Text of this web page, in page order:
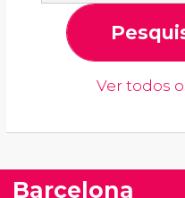
Ver todos
Barcelona